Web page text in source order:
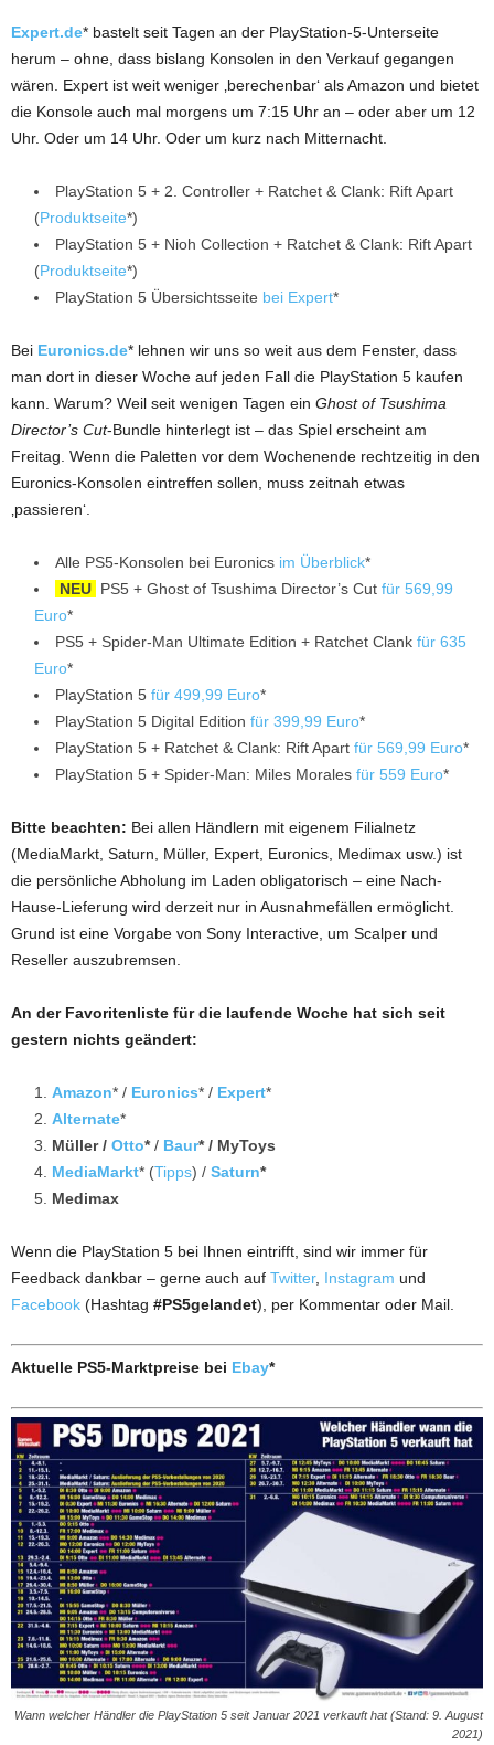
Expert.de* bastelt seit Tagen an der PlayStation-5-Unterseite
herum – ohne, dass bislang Konsolen in den Verkauf gegangen
wären. Expert ist weit weniger ‚berechenbar‘ als Amazon und bietet
die Konsole auch mal morgens um 7:15 Uhr an – oder aber um 12
Uhr. Oder um 14 Uhr. Oder um kurz nach Mitternacht.
PlayStation 5 + 2. Controller + Ratchet & Clank: Rift Apart
(Produktseite*)
PlayStation 5 + Nioh Collection + Ratchet & Clank: Rift Apart
(Produktseite*)
PlayStation 5 Übersichtsseite bei Expert*
Bei Euronics.de* lehnen wir uns so weit aus dem Fenster, dass
man dort in dieser Woche auf jeden Fall die PlayStation 5 kaufen
kann. Warum? Weil seit wenigen Tagen ein Ghost of Tsushima
Director’s Cut-Bundle hinterlegt ist – das Spiel erscheint am
Freitag. Wenn die Paletten vor dem Wochenende rechtzeitig in den
Euronics-Konsolen eintreffen sollen, muss zeitnah etwas
‚passieren‘.
Alle PS5-Konsolen bei Euronics im Überblick*
NEU PS5 + Ghost of Tsushima Director’s Cut für 569,99
Euro*
PS5 + Spider-Man Ultimate Edition + Ratchet Clank für 635
Euro*
PlayStation 5 für 499,99 Euro*
PlayStation 5 Digital Edition für 399,99 Euro*
PlayStation 5 + Ratchet & Clank: Rift Apart für 569,99 Euro*
PlayStation 5 + Spider-Man: Miles Morales für 559 Euro*
Bitte beachten: Bei allen Händlern mit eigenem Filialnetz
(MediaMarkt, Saturn, Müller, Expert, Euronics, Medimax usw.) ist
die persönliche Abholung im Laden obligatorisch – eine Nach-
Hause-Lieferung wird derzeit nur in Ausnahmefällen ermöglicht.
Grund ist eine Vorgabe von Sony Interactive, um Scalper und
Reseller auszubremsen.
An der Favoritenliste für die laufende Woche hat sich seit
gestern nichts geändert:
Amazon* / Euronics* / Expert*
Alternate*
Müller / Otto*/ Baur* / MyToys
MediaMarkt* (Tipps) / Saturn*
Medimax
Wenn die PlayStation 5 bei Ihnen eintrifft, sind wir immer für
Feedback dankbar – gerne auch auf Twitter, Instagram und
Facebook (Hashtag #PS5gelandet), per Kommentar oder Mail.
Aktuelle PS5-Marktpreise bei Ebay*
Wann welcher Händler die PlayStation 5 seit Januar 2021 verkauft hat (Stand: 9. August
2021)